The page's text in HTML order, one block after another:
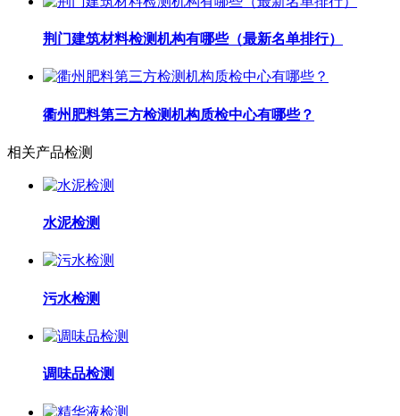
荆门建筑材料检测机构有哪些（最新名单排行）
衢州肥料第三方检测机构质检中心有哪些？
相关产品检测
水泥检测
污水检测
调味品检测